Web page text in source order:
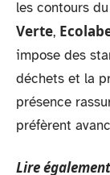
les contours
Verte,
impose des
déchets et la
présence
préfèrent
Lire